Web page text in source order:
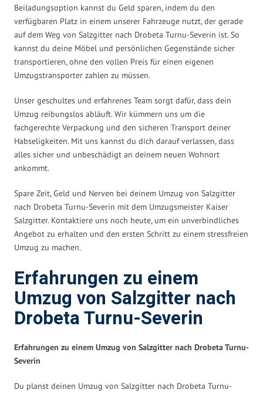
Beiladungsoption kannst du Geld sparen, indem du den
verfügbaren Platz in einem unserer Fahrzeuge nutzt, der gerade
auf dem Weg von Salzgitter nach Drobeta Turnu-Severin ist. So
kannst du deine Möbel und persönlichen Gegenstände sicher
transportieren, ohne den vollen Preis für einen eigenen
Umzugstransporter zahlen zu müssen.
Unser geschultes und erfahrenes Team sorgt dafür, dass dein
Umzug reibungslos abläuft. Wir kümmern uns um die
fachgerechte Verpackung und den sicheren Transport deiner
Habseligkeiten. Mit uns kannst du dich darauf verlassen, dass
alles sicher und unbeschädigt an deinem neuen Wohnort
ankommt.
Spare Zeit, Geld und Nerven bei deinem Umzug von Salzgitter
nach Drobeta Turnu-Severin mit dem Umzugsmeister Kaiser
Salzgitter. Kontaktiere uns noch heute, um ein unverbindliches
Angebot zu erhalten und den ersten Schritt zu einem stressfreien
Umzug zu machen.
Erfahrungen zu einem
Umzug von Salzgitter nach
Drobeta Turnu-Severin
Erfahrungen zu einem Umzug von Salzgitter nach Drobeta Turnu-
Severin
Du planst deinen Umzug von Salzgitter nach Drobeta Turnu-